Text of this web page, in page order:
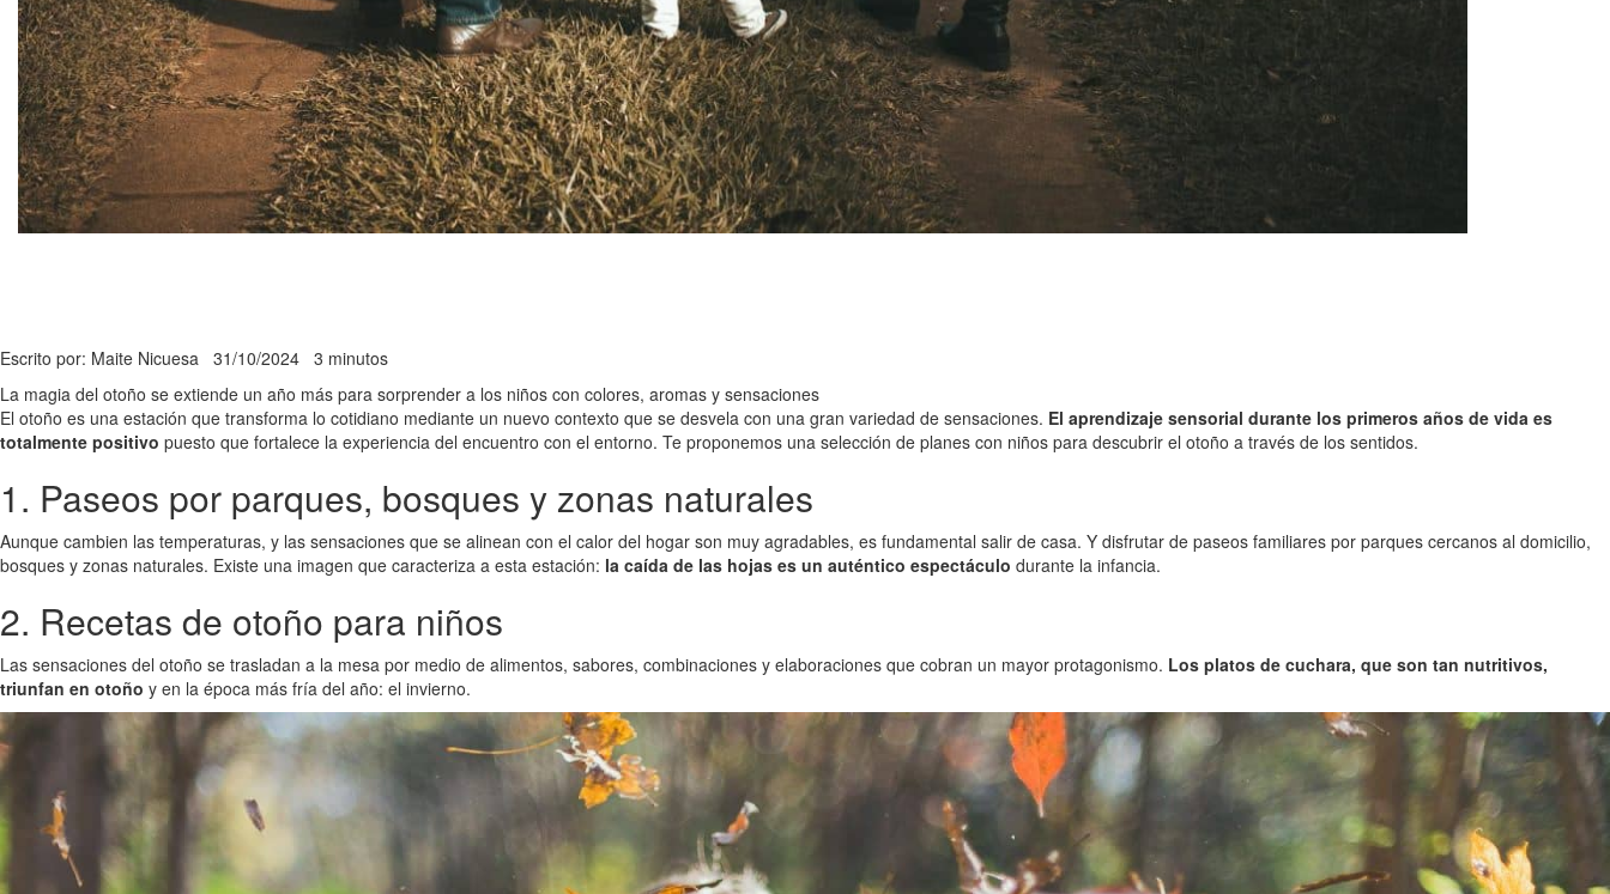
Escrito por: Maite Nicuesa 31/10/2024 3 minutos
La magia del otoño se extiende un año más para sorprender a los niños con colores, aromas y sensaciones
El otoño es una estación que transforma lo cotidiano mediante un nuevo contexto que se desvela con una gran variedad de sensaciones. El aprendizaje sensorial durante los primeros años de vida es
totalmente positivo puesto que fortalece la experiencia del encuentro con el entorno. Te proponemos una selección de planes con niños para descubrir el otoño a través de los sentidos.
1. Paseos por parques, bosques y zonas naturales
Aunque cambien las temperaturas, y las sensaciones que se alinean con el calor del hogar son muy agradables, es fundamental salir de casa. Y disfrutar de paseos familiares por parques cercanos al domicilio,
bosques y zonas naturales. Existe una imagen que caracteriza a esta estación: la caída de las hojas es un auténtico espectáculo durante la infancia.
2. Recetas de otoño para niños
Las sensaciones del otoño se trasladan a la mesa por medio de alimentos, sabores, combinaciones y elaboraciones que cobran un mayor protagonismo. Los platos de cuchara, que son tan nutritivos,
triunfan en otoño y en la época más fría del año: el invierno.